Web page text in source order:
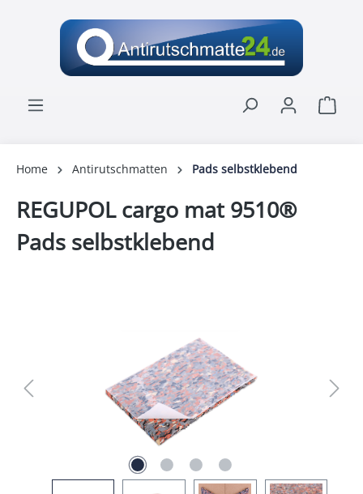
springen
Home Antirutschmatten Pads selbstklebend
REGUPOL cargo mat 9510®
Pads selbstklebend